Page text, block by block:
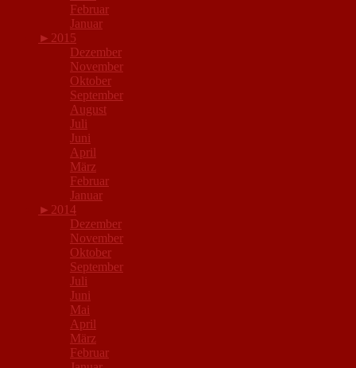
Februar
Januar
► 2015
Dezember
November
Oktober
September
August
Juli
Juni
April
März
Februar
Januar
► 2014
Dezember
November
Oktober
September
Juli
Juni
Mai
April
März
Februar